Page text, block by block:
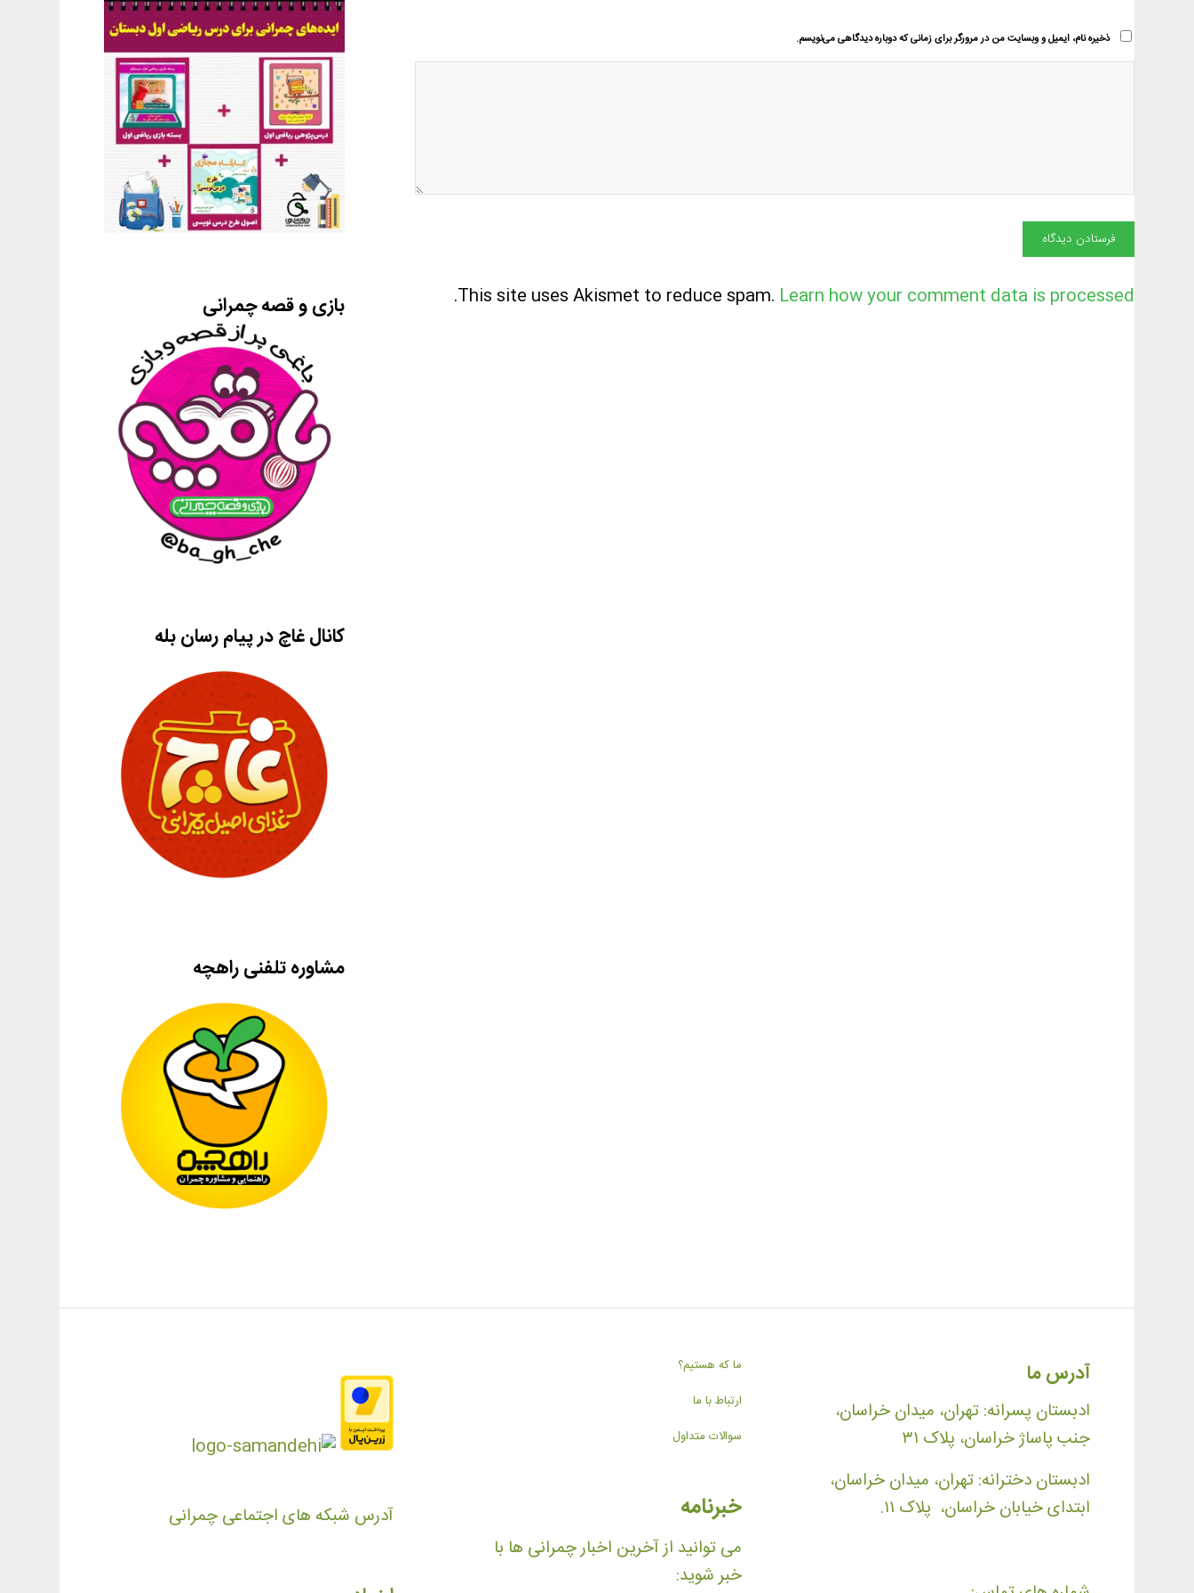
ذخیره نام، ایمیل و وبسایت من در مرورگر برای زمانی که دوباره دیدگاهی می‌نویسم.
This site uses Akismet to reduce spam. Learn how your comment data is processed
. بازی و قصه چمرانی
کانال غاچ در پیام رسان بله
مشاوره تلفنی راهچه
آدرس ما
ادبستان پسرانه: تهران، میدان خراسان،
جنب پاساژ خراسان، پلاک ۳۱
ادبستان دخترانه: تهران، میدان خراسان،
ابتدای خیابان خراسان، پلاک ۱۱.
ما که هستیم؟
ارتباط با ما
سوالات متداول
خبرنامه
می توانید از آخرین اخبار چمرانی ها با
خبر شوید:
آدرس شبکه های اجتماعی چمرانی